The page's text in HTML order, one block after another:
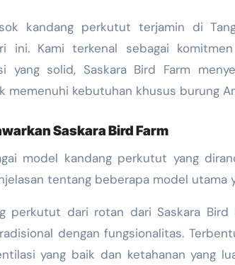
kandang perkutut terjamin di
ini. Kami terkenal sebagai
yang solid, Saskara Bird Farm
memenuhi kebutuhan khusus burung
Saskara Bird Farm
model kandang perkutut yang
tentang beberapa model utama
perkutut dari rotan dari Saskara Bird
dengan fungsionalitas.
yang baik dan ketahanan yang